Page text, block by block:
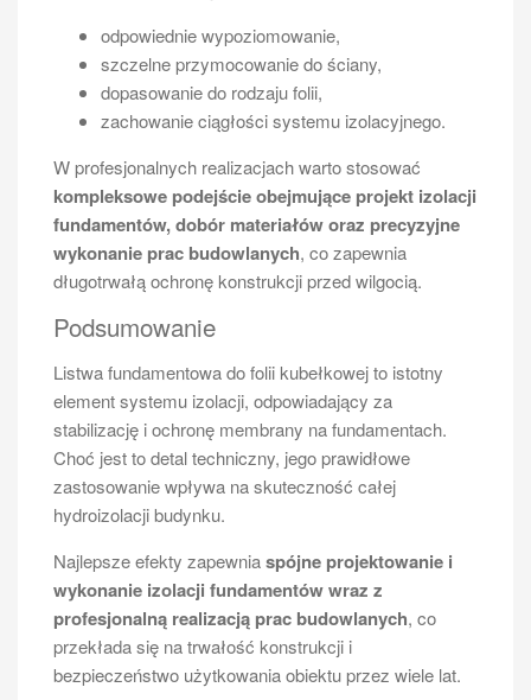
odpowiednie wypoziomowanie,
szczelne przymocowanie do ściany,
dopasowanie do rodzaju folii,
zachowanie ciągłości systemu izolacyjnego.
W profesjonalnych realizacjach warto stosować
kompleksowe podejście obejmujące projekt izolacji
fundamentów, dobór materiałów oraz precyzyjne
wykonanie prac budowlanych, co zapewnia
długotrwałą ochronę konstrukcji przed wilgocią.
Podsumowanie
Listwa fundamentowa do folii kubełkowej to istotny
element systemu izolacji, odpowiadający za
stabilizację i ochronę membrany na fundamentach.
Choć jest to detal techniczny, jego prawidłowe
zastosowanie wpływa na skuteczność całej
hydroizolacji budynku.
Najlepsze efekty zapewniaspójne projektowanie i
wykonanie izolacji fundamentów wraz z
profesjonalną realizacją prac budowlanych, co
przekłada się na trwałość konstrukcji i
bezpieczeństwo użytkowania obiektu przez wiele lat.